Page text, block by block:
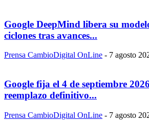
Google DeepMind libera su
ciclones tras avances...
Prensa CambioDigital OnLine - 7 agosto
Google fija el 4 de septiembre
reemplazo definitivo...
Prensa CambioDigital OnLine - 7 agosto